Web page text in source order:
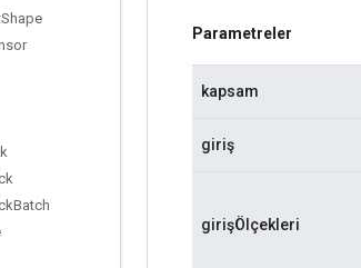
Shape
Batch
Parametreler
kapsam
giriş
girişÖlçekleri